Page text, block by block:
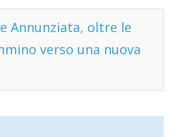
Annunziata, oltre le
verso una nuova